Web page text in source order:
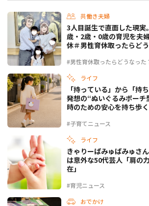
共働き夫婦
#男性育休取ったらどうなった
3人目誕生で直面した現実
歳・2歳・0歳の育児を夫
休＃男性育休取ったらど
ライフ
#子育てニュース
「持っている」から「持
発想の“ぬいぐるみポー
時のための安心を持ち歩く
ライフ
#育児ニュース
きゃりーぱみゅぱみゅさ
は意外な50代芸人「肩の
在」
おでかけ